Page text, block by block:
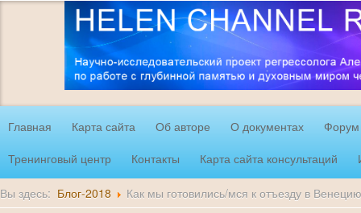
Главная Карта сайта Об авторе О документах
Форум
Тренинговый центр
Контакты Карта сайта консультаций
Вы здесь: Блог-2018
Как мы готовились/мся к отъезду в Венецию